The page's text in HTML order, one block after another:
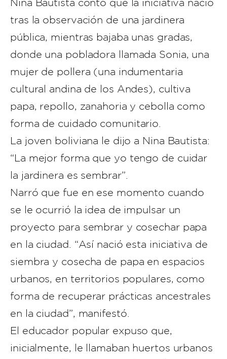
Nina Bautista contó que la iniciativa nació
tras la observación de una jardinera
pública, mientras bajaba unas gradas,
donde una pobladora llamada Sonia, una
mujer de pollera (una indumentaria
cultural andina de los Andes), cultiva
papa, repollo, zanahoria y cebolla como
forma de cuidado comunitario.
La joven boliviana le dijo a Nina Bautista:
“La mejor forma que yo tengo de cuidar
la jardinera es sembrar”.
Narró que fue en ese momento cuando
se le ocurrió la idea de impulsar un
proyecto para sembrar y cosechar papa
en la ciudad. “Así nació esta iniciativa de
siembra y cosecha de papa en espacios
urbanos, en territorios populares, como
forma de recuperar prácticas ancestrales
en la ciudad”, manifestó.
El educador popular expuso que,
inicialmente, le llamaban huertos urbanos